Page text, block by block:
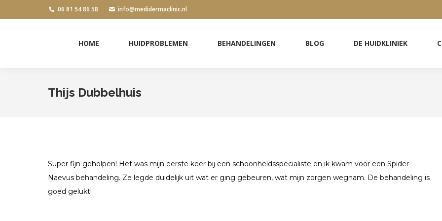
06 81 54 86 58 info@medidermaclinic.nl
HOME HUIDPROBLEMEN BEHANDELINGEN BLOG DE HUIDKLINIEK
Thijs Dubbelhuis
Super fijn geholpen! Het was mijn eerste keer bij een schoonheidsspecialiste en ik kwam voor een Spider
Naevus behandeling. Ze legde duidelijk uit wat er ging gebeuren, wat mijn zorgen wegnam. De behandeling is
goed gelukt!
HOME HUIDPROBLEMEN BEHANDELINGEN BLOG DE HUIDKLINIEK